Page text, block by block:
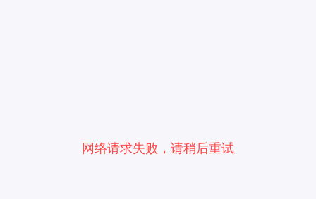
网络请求失败，请稍后重试